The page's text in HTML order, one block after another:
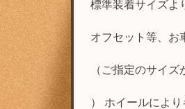
標準装着サイズよ
オフセット等、お
（ご指定のサイ
） ホイールによ